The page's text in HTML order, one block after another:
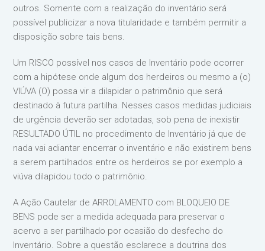
outros. Somente com a realização do inventário será
possível publicizar a nova titularidade e também permitir a
disposição sobre tais bens.⁣
Um RISCO possível nos casos de Inventário pode ocorrer
com a hipótese onde algum dos herdeiros ou mesmo a (o)
VIÚVA (O) possa vir a dilapidar o patrimônio que será
destinado à futura partilha. Nesses casos medidas judiciais
de urgência deverão ser adotadas, sob pena de inexistir
RESULTADO ÚTIL no procedimento de Inventário já que de
nada vai adiantar encerrar o inventário e não existirem bens
a serem partilhados entre os herdeiros se por exemplo a
viúva dilapidou todo o patrimônio.⁣
A Ação Cautelar de ARROLAMENTO com BLOQUEIO DE
BENS pode ser a medida adequada para preservar o
acervo a ser partilhado por ocasião do desfecho do
Inventário. Sobre a questão esclarece a doutrina dos